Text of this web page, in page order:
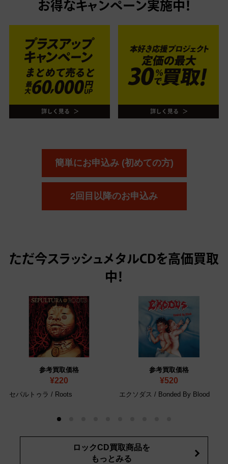
お得なキャンペーン実施中！
簡単にお申込み (初めての方)
2回目以降のお申込み
ただ今スラッシュメタルCDを高価買取
中！
参考買取価格
¥220
セパルトゥラ / Roots
参考買取価格
¥520
エクソダス / Bonded By Blood
ロックCD買取商品を
もっとみる